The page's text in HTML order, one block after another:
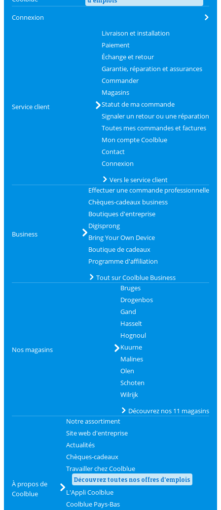
Connexion
Service client
Livraison et installation
Paiement
Échange et retour
Garantie, réparation et assurances
Commander
Magasins
Statut de ma commande
Signaler un retour ou une réparation
Toutes mes commandes et factures
Mon compte Coolblue
Contact
Connexion
Vers le service client
Business
Effectuer une commande professionnelle
Chèques-cadeaux business
Boutiques d'entreprise
Digisprong
Bring Your Own Device
Boutique de cadeaux
Programme d'affiliation
Tout sur Coolblue Business
Nos magasins
Bruges
Drogenbos
Gand
Hasselt
Hognoul
Kuurne
Malines
Olen
Schoten
Wilrijk
Découvrez nos 11 magasins
À propos de
Coolblue
Notre assortiment
Site web d'entreprise
Actualités
Chèques-cadeaux
Travailler chez Coolblue
Découvrez toutes nos offres d'emplois
L'Appli Coolblue
Coolblue Pays-Bas